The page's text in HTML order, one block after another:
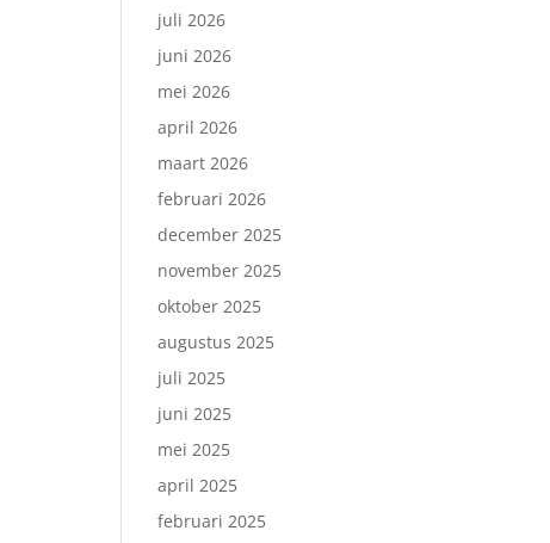
juli 2026
juni 2026
mei 2026
april 2026
maart 2026
februari 2026
december 2025
november 2025
oktober 2025
augustus 2025
juli 2025
juni 2025
mei 2025
april 2025
februari 2025